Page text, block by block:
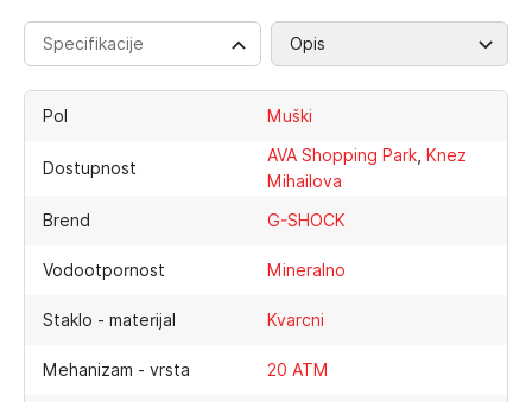
Specifikacije Opis
Pol Muški
Dostupnost
AVA Shopping Park, Knez
Mihailova
Brend G-SHOCK
Vodootpornost Mineralno
Staklo - materijal Kvarcni
Mehanizam - vrsta 20 ATM